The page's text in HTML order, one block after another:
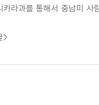
라과를 통해서 중남미
>